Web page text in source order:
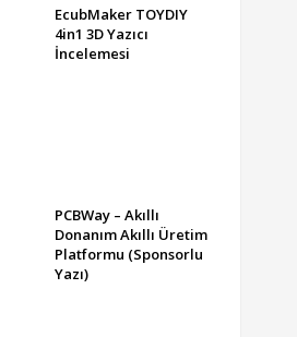
EcubMaker TOYDIY
4in1 3D Yazıcı
İncelemesi
PCBWay – Akıllı
Donanım Akıllı Üretim
Platformu (Sponsorlu
Yazı)